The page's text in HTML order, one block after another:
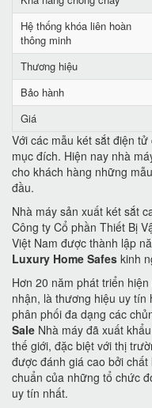
Hệ thống khóa liên hoàn
thông minh
Thương hiệu
Bảo hành
Giá
Với các mẫu két sắt điện
mục đích. Hiện nay nhà
cho khách hàng những
đầu.
Nhà máy sản xuất két sắt
Công ty Cổ phần Thiết Bị
Việt Nam được thành lập
Luxury Home Safes kinh
Hơn 20 năm phát triển
nhận, là thương hiệu uy tín
phân phối đa dạng các
Sale Nhà máy đã xuất
thế giới, đặc biệt với thị
được đánh giá cao bởi
chuẩn của những tổ chức
uy tín nhất.